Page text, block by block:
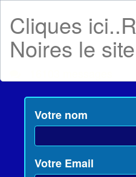
Cliques
Noires le site
Votre nom
Votre Email